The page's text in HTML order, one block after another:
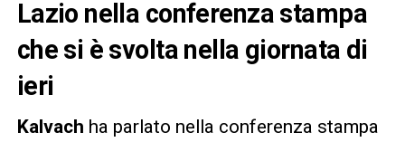
Lazio nella conferenza stampa
che si è svolta nella giornata di
ieri
Kalvach ha parlato nella conferenza stampa